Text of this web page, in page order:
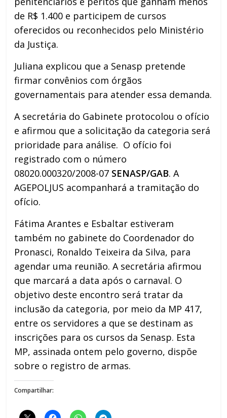
de R$ 1.400 e participem de cursos
oferecidos ou reconhecidos pelo Ministério
da Justiça.
Juliana explicou que a Senasp pretende
firmar convênios com órgãos
governamentais para atender essa demanda.
A secretária do Gabinete protocolou o ofício
e afirmou que a solicitação da categoria será
prioridade para análise. O ofício foi
registrado com o número
08020.000320/2008-07 SENASP/GAB. A
AGEPOLJUS acompanhará a tramitação do
ofício.
Fátima Arantes e Esbaltar estiveram
também no gabinete do Coordenador do
Pronasci, Ronaldo Teixeira da Silva, para
agendar uma reunião. A secretária afirmou
que marcará a data após o carnaval. O
objetivo deste encontro será tratar da
inclusão da categoria, por meio da MP 417,
entre os servidores a que se destinam as
inscrições para os cursos da Senasp. Esta
MP, assinada ontem pelo governo, dispõe
sobre o registro de armas.
Compartilhar: